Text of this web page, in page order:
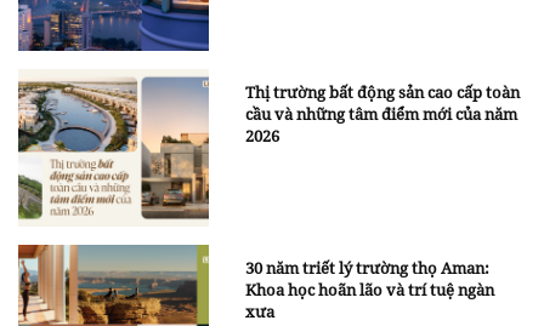
Thị trường bất động sản cao cấp toàn
cầu và những tâm điểm mới của năm
2026
30 năm triết lý trường thọ Aman:
Khoa học hoãn lão và trí tuệ ngàn
xưa